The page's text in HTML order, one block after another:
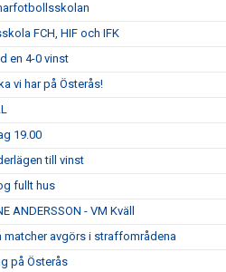
FCH, HIF och IFK
en 4-0 vinst
vi har på Österås!
19.00
till vinst
fullt hus
ANDERSSON - VM Kväll
matcher avgörs i straffområdena
på Österås